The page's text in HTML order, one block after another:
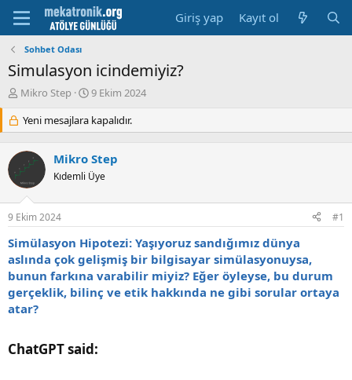
Giriş yap Kayıt ol
Sohbet Odası
Simulasyon icindemiyiz?
K
n
u
y
u
b
a
ş
l
t
a
n
Mikro Step
B
ş
l
m
a
a
h
i
9 Ekim 2024
Yeni mesajlara kapalıdır.
Mikro Step
Kıdemli Üye
9 Ekim 2024 #1
Simülasyon Hipotezi: Yaşıyoruz sandığımız dünya
aslında çok gelişmiş bir bilgisayar simülasyonuysa,
bunun farkına varabilir miyiz? Eğer öyleyse, bu durum
gerçeklik, bilinç ve etik hakkında ne gibi sorular ortaya
atar?
ChatGPT said:​